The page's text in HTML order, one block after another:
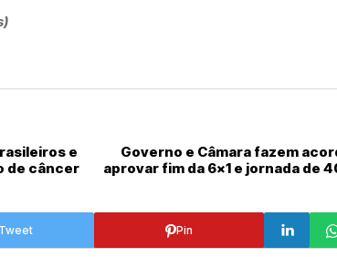
e
de câncer
Governo e Câmara fazem
aprovar fim da 6x1 e jornada de
Tweet Pin